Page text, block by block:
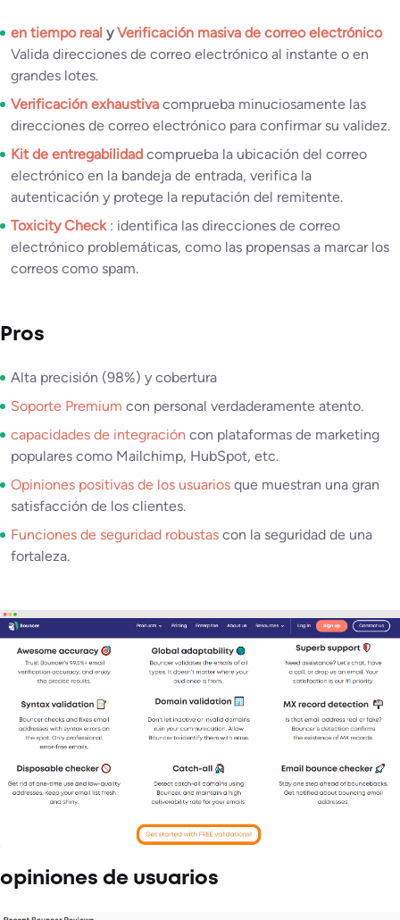
en tiempo real yVerificación masiva de correo electrónico
Valida direcciones de correo electrónico al instante o en
grandes lotes.
Verificación exhaustiva comprueba minuciosamente las
direcciones de correo electrónico para confirmar su validez.
Kit de entregabilidad comprueba la ubicación del correo
electrónico en la bandeja de entrada, verifica la
autenticación y protege la reputación del remitente.
Toxicity Check : identifica las direcciones de correo
electrónico problemáticas, como las propensas a marcar los
correos como spam.
Pros
Alta precisión (98%) y cobertura
Soporte Premium con personal verdaderamente atento.
capacidades de integración con plataformas de marketing
populares como Mailchimp, HubSpot, etc.
Opiniones positivas de los usuarios que muestran una gran
satisfacción de los clientes.
Funciones de seguridad robustas con la seguridad de una
fortaleza.
opiniones de usuarios